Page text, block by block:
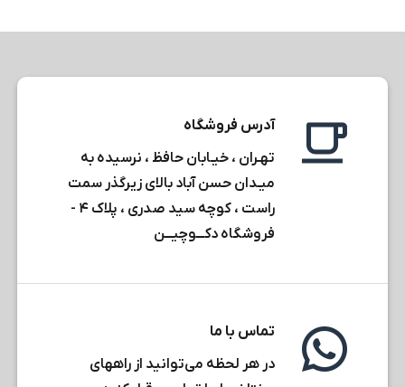
آدرس فروشگاه
تهـران ، خیـابان حافظ ، نرسیده به
میـدان حسن آباد بالای زیرگذر سمت
راست ، کوچه سید صدری ، پلاک ۴ -
فروشگاه دکـــوچیـــن
تماس با ما
در هر لحظه می‌توانید از راههای